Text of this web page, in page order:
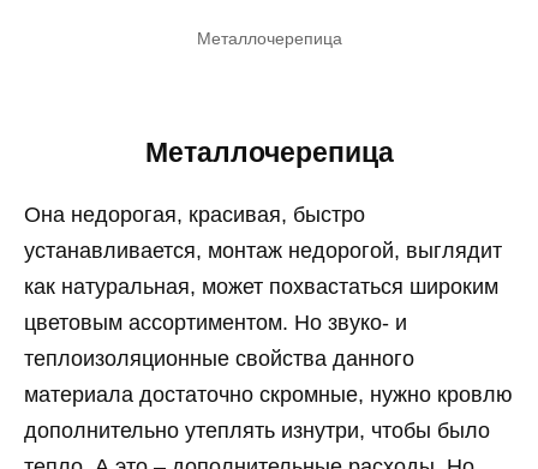
Металлочерепица
Металлочерепица
Она недорогая, красивая, быстро
устанавливается, монтаж недорогой, выглядит
как натуральная, может похвастаться широким
цветовым ассортиментом. Но звуко- и
теплоизоляционные свойства данного
материала достаточно скромные, нужно кровлю
дополнительно утеплять изнутри, чтобы было